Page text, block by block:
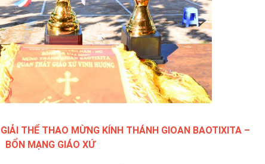
THỂ THAO MỪNG KÍNH THÁNH GIOAN BAOTIXITA –
BỔN MẠNG GIÁO XỨ